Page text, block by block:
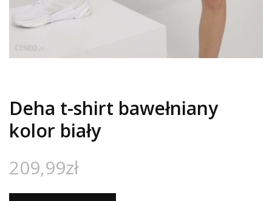
Deha t-shirt bawełniany
kolor biały
209,99zł